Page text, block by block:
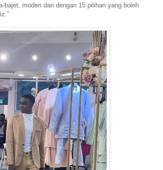
moden dan dengan 15 pilihan yang boleh